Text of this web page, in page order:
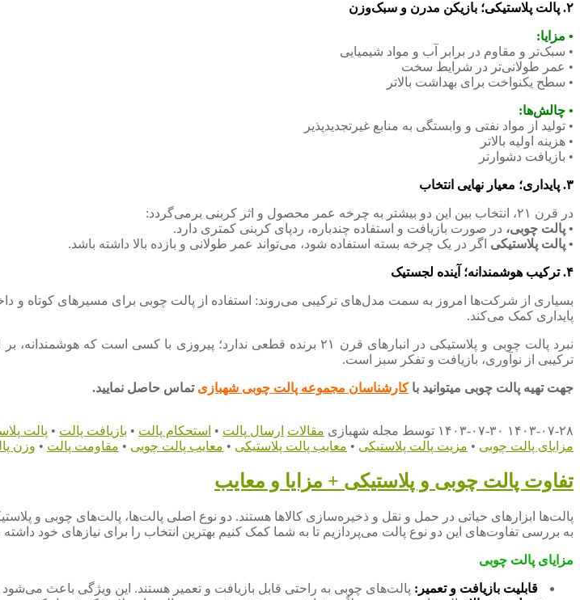
۲. ‌پالت پلاستیکی؛ بازیکن مدرن و سبک‌وزن
• مزایا:
• سبک‌تر و مقاوم در برابر آب و مواد شیمیایی
• عمر طولانی‌تر در شرایط سخت
• سطح یکنواخت برای بهداشت بالاتر
• چالش‌ها:
• تولید از مواد نفتی و وابستگی به منابع غیرتجدیدپذیر
• هزینه اولیه بالاتر
• بازیافت دشوارتر
۳. ‌پایداری؛ معیار نهایی انتخاب
در قرن ۲۱، انتخاب بین این دو بیشتر به چرخه عمر محصول و اثر کربنی برمی‌گردد:
• پالت چوبی، در صورت بازیافت و استفاده چندباره، ردپای کربنی کمتری دارد.
• پالت پلاستیکی اگر در یک چرخه بسته استفاده شود، می‌تواند عمر طولانی و بازده بالا داشته باشد.
۴. ‌ترکیب هوشمندانه؛ آینده لجستیک
بسیاری از شرکت‌ها امروز به سمت مدل‌های ترکیبی می‌روند: استفاده از پالت چوبی برای مسیرهای کوتاه و
پایداری کمک می‌کند.
نبرد پالت چوبی و پلاستیکی در انبارهای قرن ۲۱ برنده قطعی ندارد؛ پیروزی
ترکیبی از نوآوری، بازیافت و تفکر سبز است.
جهت تهیه پالت چوبی میتوانید با کارشناسان مجموعه پالت چوبی شهبازی تماس حاصل نمایید.
۱۴۰۳-۰۷-۲۸ ۱۴۰۳-۰۷-۳۰ توسط مجله شهبازی مقالات ارسال پالت • استحکام پالت • بازیافت پالت • پالت
مزایای پالت چوبی • مزیت پالت پلاستیکی • معایب پالت پلاستیکی • معایب پالت چوبی • مقاومت پالت • وزن
تفاوت پالت چوبی و پلاستیکی + مزایا و معایب
پالت‌ها ابزارهای حیاتی در حمل و نقل و ذخیره‌سازی کالاها هستند. دو نوع اصلی پالت‌ها، پالت‌های چوبی و
به بررسی تفاوت‌های این دو نوع پالت می‌پردازیم تا به شما کمک کنیم بهترین انتخاب را برای نیازهای خود داشته
مزایای پالت چوبی
قابلیت بازیافت و تعمیر: پالت‌های چوبی به راحتی قابل بازیافت و تعمیر هستند. این ویژگی باعث